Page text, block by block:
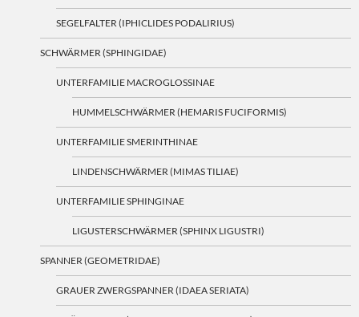
SEGELFALTER (IPHICLIDES PODALIRIUS)
SCHWÄRMER (SPHINGIDAE)
UNTERFAMILIE MACROGLOSSINAE
HUMMELSCHWÄRMER (HEMARIS FUCIFORMIS)
UNTERFAMILIE SMERINTHINAE
LINDENSCHWÄRMER (MIMAS TILIAE)
UNTERFAMILIE SPHINGINAE
LIGUSTERSCHWÄRMER (SPHINX LIGUSTRI)
SPANNER (GEOMETRIDAE)
GRAUER ZWERGSPANNER (IDAEA SERIATA)